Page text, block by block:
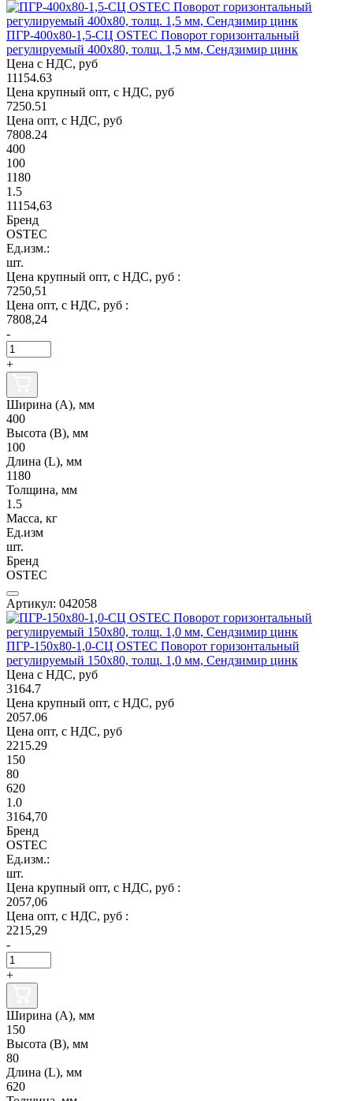
ПГР-400х80-1,5-СЦ OSTEC Поворот горизонтальный
регулируемый 400х80, толщ. 1,5 мм, Сендзимир цинк
Цена с НДС, руб
11154.63
Цена крупный опт, с НДС, руб
7250.51
Цена опт, с НДС, руб
7808.24
400
100
1180
1.5
11154,63
Бренд
OSTEC
Ед.изм.:
шт.
Цена крупный опт, с НДС, руб :
7250,51
Цена опт, с НДС, руб :
7808,24
-
+
Ширина (А), мм
400
Высота (В), мм
100
Длина (L), мм
1180
Толщина, мм
1.5
Масса, кг
Ед.изм
шт.
Бренд
OSTEC
Артикул: 042058
ПГР-150х80-1,0-СЦ OSTEC Поворот горизонтальный
регулируемый 150х80, толщ. 1,0 мм, Сендзимир цинк
Цена с НДС, руб
3164.7
Цена крупный опт, с НДС, руб
2057.06
Цена опт, с НДС, руб
2215.29
150
80
620
1.0
3164,70
Бренд
OSTEC
Ед.изм.:
шт.
Цена крупный опт, с НДС, руб :
2057,06
Цена опт, с НДС, руб :
2215,29
-
+
Ширина (А), мм
150
Высота (В), мм
80
Длина (L), мм
620